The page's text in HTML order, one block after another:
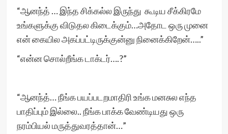
“ஆனந்த் … இந்த சிக்கல்ல இருந்து கூடிய சீக்கிரமே
உங்களுக்கு விடுதல கிடைக்கும்…அதோட ஒரு முனை
என் கையில அகப்பட்டிருக்குன்னு நினைக்கிறேன்…..”
“என்ன சொல்றீங்க டாக்டர்….?”
“ஆனந்த்… நீங்க பயப்படறமாதிரி உங்க மனசுல எந்த
பாதிப்பும் இல்லை.. நீங்க பாக்க வேண்டியது ஒரு
நரம்பியல் மருத்துவரத்தான்…”